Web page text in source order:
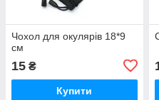
Чохол для окулярів 18*9
см
15 ₴
Купити